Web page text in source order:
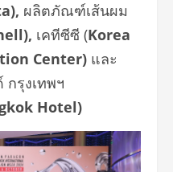
ผลิตภัณฑ์เส้นผม
เคทีซีซี (Korea
Center) และ
กรุงเทพฯ
Hotel)